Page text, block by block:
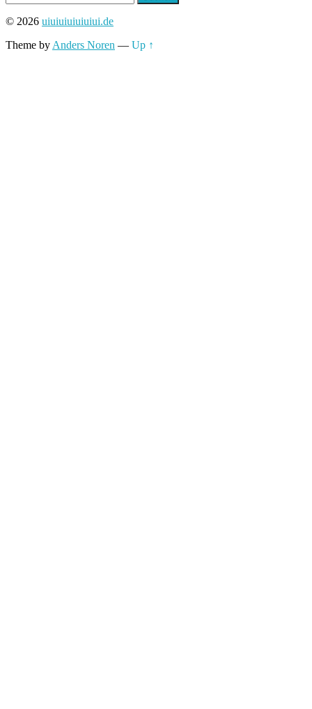
nach:
© 2026 uiuiuiuiuiuiui.de
Theme by Anders Noren — Up ↑